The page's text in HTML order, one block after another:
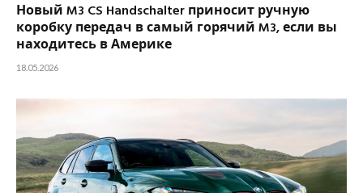
Новый M3 CS Handschalter приносит ручную
коробку передач в самый горячий M3, если вы
находитесь в Америке
18.05.2026